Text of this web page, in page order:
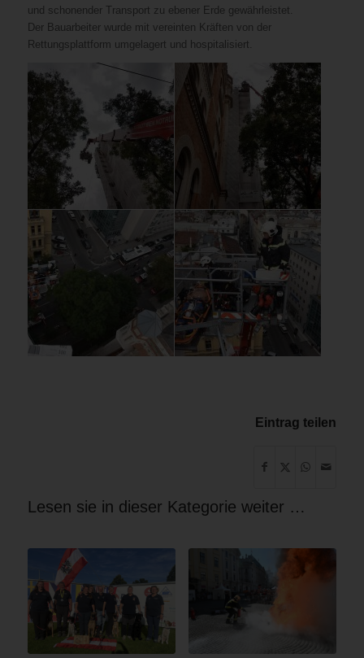
und schonender Transport zu ebener Erde gewährleistet.
Der Bauarbeiter wurde mit vereinten Kräften von der
Rettungsplattform umgelagert und hospitalisiert.
Eintrag teilen
Lesen sie in dieser Kategorie weiter …